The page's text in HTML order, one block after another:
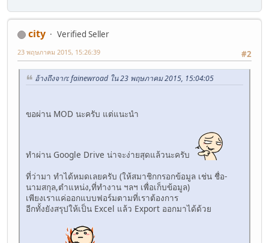
city
Verified Seller
#2
23 พฤษภาคม 2015, 15:26:39
อ้างถึงจาก: fainewroad ใน 23 พฤษภาคม 2015, 15:04:05
ขอผ่าน MOD นะครับ แต่แนะนำ
ทำผ่าน Google Drive น่าจะง่ายสุดแล้วนะครับ
ที่ว่ามา ทำได้หมดเลยครับ (ให้สมาชิกกรอกข้อมูล เช่น ชื่อ-
นามสกุล,ตำแหน่ง,ที่ทำงาน ฯลฯ เพื่อเก็บข้อมูล)
เพียงเราแค่ออกแบบฟอร์มตามที่เราต้องการ
อีกทั้งยังสรุปให้เป็น Excel แล้ว Export ออกมาได้ด้วย